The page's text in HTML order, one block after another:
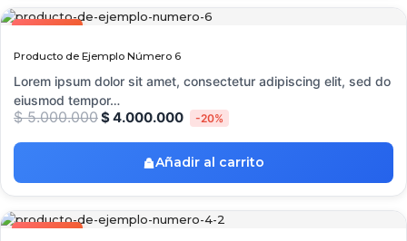
OFERTA
Producto de Ejemplo Número 6
Lorem ipsum dolor sit amet, consectetur adipiscing elit, sed do
eiusmod tempor…
$5.000.000$4.000.000 -20%
Añadir al carrito
OFERTA